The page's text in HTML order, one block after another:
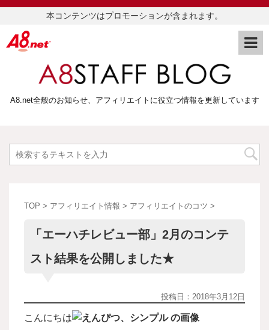
本コンテンツはプロモーションが含まれます。
A8.net全般のお知らせ、アフィリエイトに役立つ情報を更新しています
TOP > アフィリエイト情報 > アフィリエイトのコツ >
「エーハチレビュー部」2月のコンテ
スト結果を公開しました★
投稿日： 2018年3月12日
こんにちは